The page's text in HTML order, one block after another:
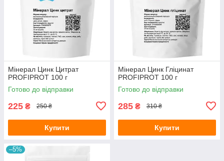
Мінерал Цинк Цитрат
PROFIPROT 100 г
Готово до відправки
225 ₴ 250 ₴
Купити
Мінерал Цинк Гліцинат
PROFIPROT 100 г
Готово до відправки
285 ₴ 310 ₴
Купити
–5%